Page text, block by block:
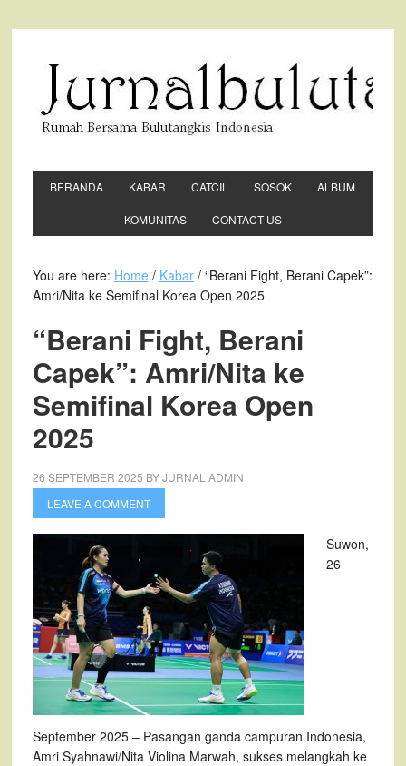
BERANDA KABAR CATCIL SOSOK ALBUM
KOMUNITAS CONTACT US
You are here: Home / Kabar/ “Berani Fight, Berani Capek”:
Amri/Nita ke Semifinal Korea Open 2025
“Berani Fight, Berani
Capek”: Amri/Nita ke
Semifinal Korea Open
2025
26 SEPTEMBER 2025 BYJURNAL ADMIN
LEAVE A COMMENT
Suwon,
26
September 2025 – Pasangan ganda campuran Indonesia,
Amri Syahnawi/Nita Violina Marwah, sukses melangkah ke